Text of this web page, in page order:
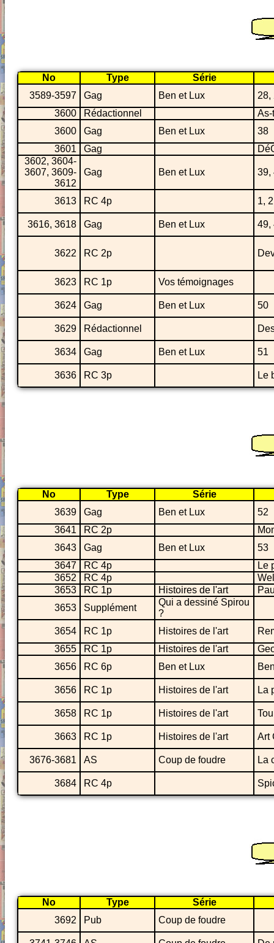
No Type
Série
3589-3597
Gag Ben et Lux
28,
3600
Rédactionnel
As-
3600
Gag Ben et Lux
38
3601
Gag
3602, 3604-
3607, 3609-
3612
Gag Ben et Lux 39,
3613 RC 4p 1,
3616, 3618 Gag Ben et Lux 49,
3622 RC 2p
3623 RC 1p Vos témoignages
3624 Gag Ben et Lux 50
3629 Rédactionnel
3634 Gag Ben et Lux 51
3636 RC 3p Le
No Type
Série
3639
Gag Ben et Lux
52
3641
RC 2p
3643
Gag Ben et Lux
53
3647
RC 4p
Le
3652
RC 4p
3653
RC 1p Histoires de l'art
3653
Supplément
Qui a dessiné Spirou
?
3654
RC 1p Histoires de l'art
3655
RC 1p Histoires de l'art
3656
RC 6p Ben et Lux
3656 RC 1p Histoires de l'art La
3658 RC 1p Histoires de l'art
3663 RC 1p Histoires de l'art Art
3676-3681 AS Coup de foudre La
3684 RC 4p
No Type
Série
3692
Pub Coup de foudre